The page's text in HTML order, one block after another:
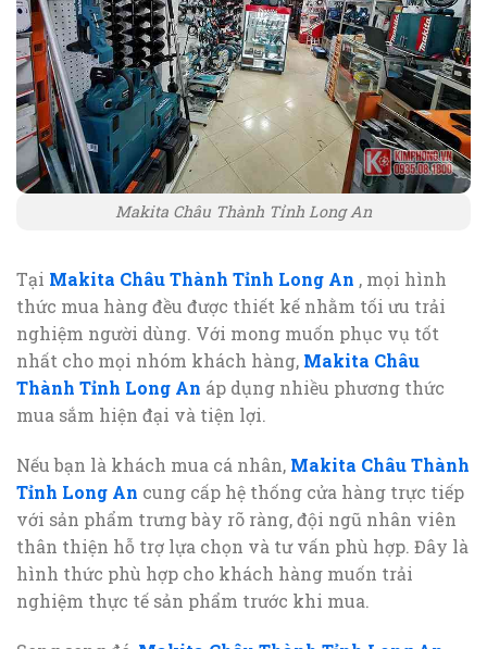
Makita Châu Thành Tỉnh Long An
Tại Makita Châu Thành Tỉnh Long An , mọi hình
thức mua hàng đều được thiết kế nhằm tối ưu trải
nghiệm người dùng. Với mong muốn phục vụ tốt
nhất cho mọi nhóm khách hàng, Makita Châu
Thành Tỉnh Long An áp dụng nhiều phương thức
mua sắm hiện đại và tiện lợi.
Nếu bạn là khách mua cá nhân, Makita Châu Thành
Tỉnh Long An cung cấp hệ thống cửa hàng trực tiếp
với sản phẩm trưng bày rõ ràng, đội ngũ nhân viên
thân thiện hỗ trợ lựa chọn và tư vấn phù hợp. Đây là
hình thức phù hợp cho khách hàng muốn trải
nghiệm thực tế sản phẩm trước khi mua.